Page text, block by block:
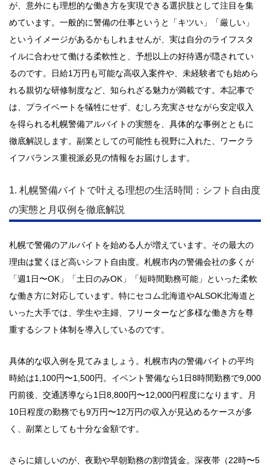
が、意外にも理想的な働き方を実現できる選択肢として注目を集
めています。一般的に警備の仕事というと「キツい」「厳しい」
というイメージがあるかもしれませんが、実は自分のライフスタ
イルに合わせて働ける柔軟性と、予想以上の好待遇が隠されてい
るのです。日給1万円も可能な高収入案件や、未経験者でも始めら
れる親切な研修制度など、知られざる魅力が満載です。本記事で
は、プライベートを犠牲にせず、むしろ充実させながら安定収入
を得られる札幌警備アルバイトの実態を、具体的な事例とともに
徹底解説します。副業としての可能性も視野に入れた、ワークラ
イフバランス重視派必見の情報をお届けします。
1. 札幌警備バイトで叶える理想の生活時間：シフト自由度
の実態と月収例を徹底解説
札幌で警備のアルバイトを始める人が増えています。その最大の
理由は驚くほど高いシフト自由度。札幌市内の警備会社の多くが
「週1日〜OK」「土日のみOK」「短時間勤務可能」といった柔軟
な働き方に対応しています。特にセコム北海道やALSOK北海道と
いった大手では、学生や主婦、フリーターなど多様な働き方を尊
重するシフト体制を導入しているのです。
具体的な収入例を見てみましょう。札幌市内の警備バイトの平均
時給は1,100円〜1,500円。イベント警備なら1日8時間勤務で9,000
円前後、交通誘導なら1日8,800円〜12,000円程度になります。月
10日程度の勤務でも9万円〜12万円の収入が見込めるケースが多
く、副業としても十分な金額です。
さらに嬉しいのが、夜勤や早朝勤務の割増賃金。深夜帯（22時〜5